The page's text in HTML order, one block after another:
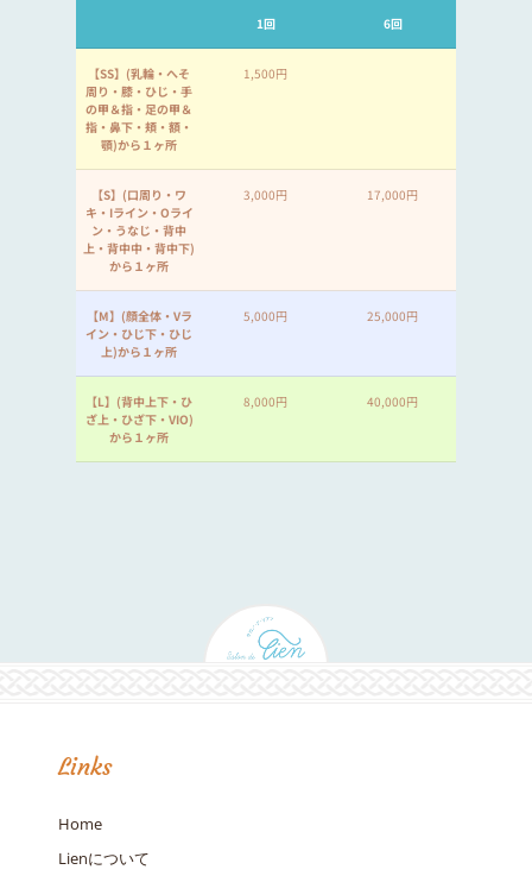
1回 6回
【SS】(乳輪・へそ
周り・膝・ひじ・手
の甲＆指・足の甲＆
指・鼻下・頬・額・
顎)から１ヶ所
1,500円
【S】(口周り・ワ
キ・Iライン・Oライ
ン・うなじ・背中
上・背中中・背中下)
から１ヶ所
3,000円 17,000円
【M】(顔全体・Vラ
イン・ひじ下・ひじ
上)から１ヶ所
5,000円 25,000円
【L】(背中上下・ひ
ざ上・ひざ下・VIO)
から１ヶ所
8,000円 40,000円
Links
Home
Lienについて